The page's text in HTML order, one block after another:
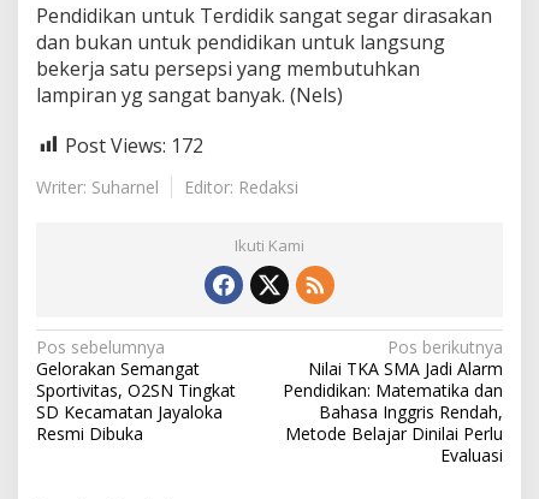
Pendidikan untuk Terdidik sangat segar dirasakan
dan bukan untuk pendidikan untuk langsung
bekerja satu persepsi yang membutuhkan
lampiran yg sangat banyak. (Nels)
Post Views: 172
Writer: Suharnel Editor: Redaksi
Ikuti Kami
N
a
v
Pos sebelumnya
Gelorakan Semangat
Sportivitas, O2SN Tingkat
SD Kecamatan Jayaloka
Resmi Dibuka
Pos berikutnya
Nilai TKA SMA Jadi Alarm
Pendidikan: Matematika dan
Bahasa Inggris Rendah,
Metode Belajar Dinilai Perlu
Evaluasi